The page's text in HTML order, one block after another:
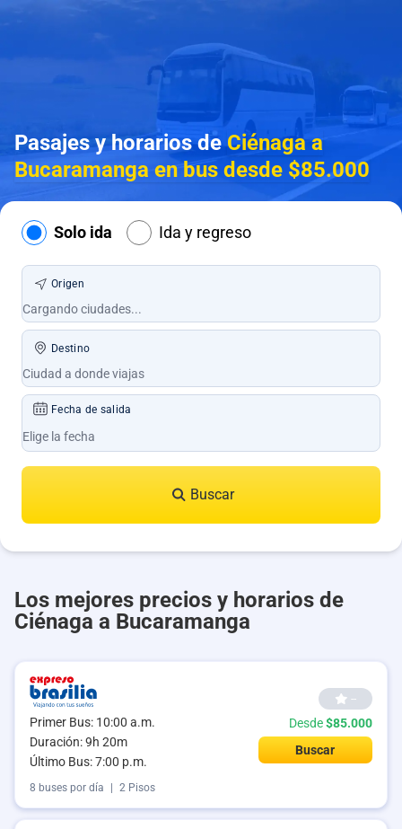
Pasajes y horarios deCiénaga a
Bucaramanga en bus desde $85.000
Solo ida Ida y regreso
Origen
Destino
Fecha de salida
Buscar
Los mejores precios y horarios de
Ciénaga a Bucaramanga
Primer Bus: 10:00 a.m.
Duración: 9h 20m
Último Bus: 7:00 p.m.
--
Desde$85.000
Buscar
8 buses por día 2 Pisos